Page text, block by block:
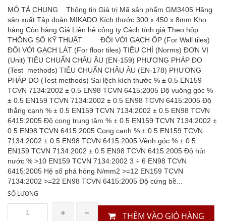
MÔ TẢ CHUNG Thông tin Giá trị Mã sản phẩm GM3405 Hãng
sản xuất Tập đoàn MIKADO Kích thước 300 x 450 x 8mm Kho
hàng Còn hàng Giá Liên hệ công ty Cách tính giá Theo hộp
THÔNG SỐ KỸ THUẬT ĐỐI VỚI GẠCH ỐP (For Wall tiles)
ĐỐI VỚI GẠCH LÁT (For floor tiles) TIÊU CHÍ (Norms) ĐƠN VỊ
(Unit) TIÊU CHUẨN CHÂU ÂU (EN-159) PHƯƠNG PHÁP ĐO
(Test methods) TIÊU CHUẨN CHÂU ÂU (EN-178) PHƯƠNG
PHÁP ĐO (Test methods) Sai lệch kích thước % ± 0.5 EN159
TCVN 7134:2002 ± 0.5 EN98 TCVN 6415:2005 Độ vuông góc %
± 0.5 EN159 TCVN 7134:2002 ± 0.5 EN98 TCVN 6415:2005 Độ
thẳng cạnh % ± 0.5 EN159 TCVN 7134:2002 ± 0.5 EN98 TCVN
6415:2005 Độ cong trung tâm % ± 0.5 EN159 TCVN 7134:2002 ±
0.5 EN98 TCVN 6415:2005 Cong cạnh % ± 0.5 EN159 TCVN
7134:2002 ± 0.5 EN98 TCVN 6415:2005 Vênh góc % ± 0.5
EN159 TCVN 7134:2002 ± 0.5 EN98 TCVN 6415:2005 Độ hút
nước % >10 EN159 TCVN 7134:2002 3 ÷ 6 EN98 TCVN
6415:2005 Hệ số phá hỏng N/mm2 >=12 EN159 TCVN
7134:2002 >=22 EN98 TCVN 6415:2005 Độ cứng bề...
SỐ LƯỢNG
THÊM VÀO GIỎ HÀNG